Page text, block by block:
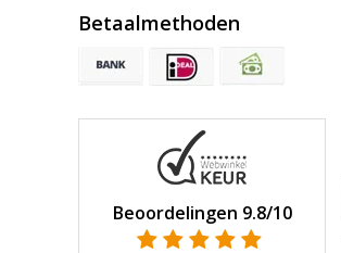
Betaalmethoden
Beoordelingen 9.8/10